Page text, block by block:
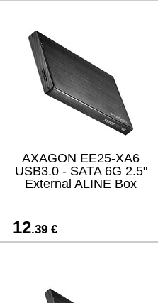
AXAGON EE25-XA6
USB3.0 - SATA 6G 2.5"
External ALINE Box
12.39 €